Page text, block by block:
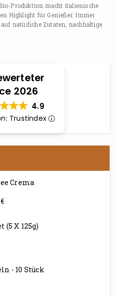
Produktion macht italienische
Highlight für Genießer. Immer
natürliche Zutaten, nachhaltige
2026
4.9
Trustindex
Crema
€
(5 X 125g)
- 10 Stück